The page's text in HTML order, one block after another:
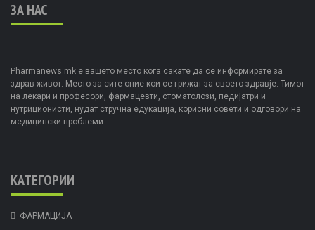
ЗА НАС
Pharmanews.mk е вашето место кога сакате да се информирате за
здрав живот. Место за сите оние кои се грижат за своето здравје. Тимот
на лекари и професори, фармацевти, стоматолози, педијатри и
нутриционисти, нудат стручна едукација, корисни совети и одговори на
медицински проблеми.
КАТЕГОРИИ
ФАРМАЦИЈА